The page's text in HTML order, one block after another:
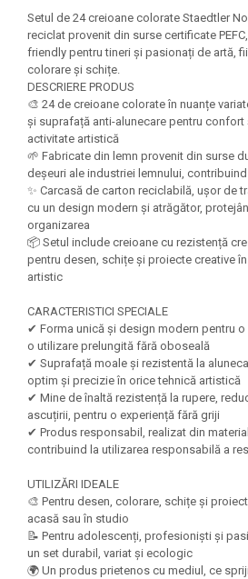
Harti de perete
Creta scolara
Glob Pamantesc Scolar
Materiale Didactice
Instrumente geometrie pentru
tabla scolara
Tablite de desenat magnetice
Sugativa
Articole papetarie pentru copii
Banda adeziva
Pixuri cu radiera
Seturi Creative pentru Copii
Stampile Copii
Globuri din plastic
Hartie Ambalaj Christmas
idei de Cadouri Craciun
Jucarii Craciun
Lumanari tort, Confetti
Muschi decor
Perforatoare/ Sabloane cu forme de
Craciun
Sclipici/ Lipici cu sclipici/ Paiete
Craciun
Servetele/ Farfurii/ Pahare/ Paie
Craciun
Umbrele
Nasturi
Idei Creative
Setul de 24 creioane colorate Staedtler
reciclat provenit din surse certificate
friendly pentru tineri și pasionați de artă,
colorare și schițe.
DESCRIERE PRODUS
🎨 24 de creioane colorate în nuanțe
și suprafață anti-alunecare pentru
activitate artistică
🌱 Fabricate din lemn provenit din surse
deșeuri ale industriei lemnului,
✨ Carcasă de carton reciclabilă, ușor de
cu un design modern și atrăgător,
organizarea
📦 Setul include creioane cu rezistență
pentru desen, schițe și proiecte creative
artistic
CARACTERISTICI SPECIALE
✔ Forma unică și design modern pentru
o utilizare prelungită fără oboseală
✔ Suprafață moale și rezistentă la
optim și precizie în orice tehnică artistică
✔ Mine de înaltă rezistență la rupere,
ascuțirii, pentru o experiență fără griji
✔ Produs responsabil, realizat din
contribuind la utilizarea responsabilă a
UTILIZĂRI IDEALE
🎨 Pentru desen, colorare, schițe și
acasă sau în studio
📝 Pentru adolescenți, profesioniști și
un set durabil, variat și ecologic
🌍 Un produs prietenos cu mediul, ce